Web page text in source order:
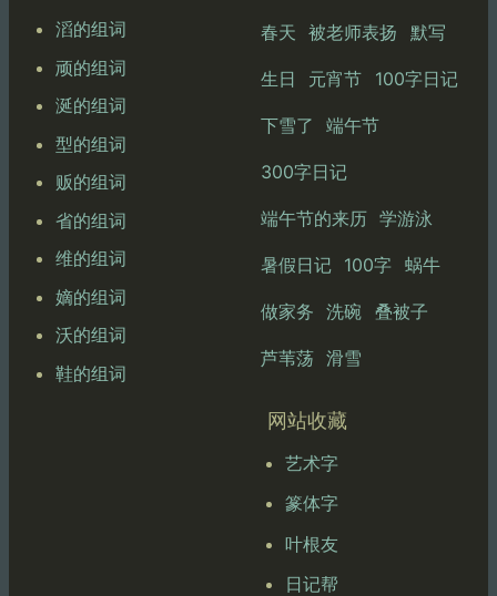
滔的组词
顽的组词
涎的组词
型的组词
贩的组词
省的组词
维的组词
嫡的组词
沃的组词
鞋的组词
春天 被老师表扬 默写
生日 元宵节 100字日记
下雪了 端午节
300字日记
端午节的来历 学游泳
暑假日记 100字 蜗牛
做家务 洗碗 叠被子
芦苇荡 滑雪
网站收藏
艺术字
篆体字
叶根友
日记帮